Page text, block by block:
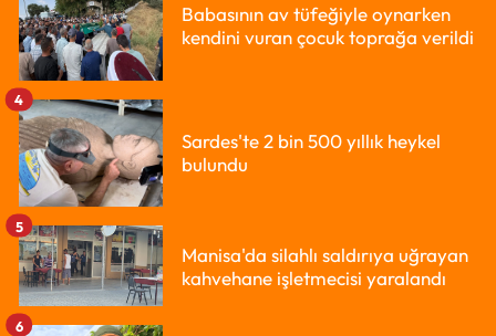
Babasının av tüfeğiyle oynarken
kendini vuran çocuk toprağa verildi
Sardes'te 2 bin 500 yıllık heykel
bulundu
4
Manisa'da silahlı saldırıya uğrayan
kahvehane işletmecisi yaralandı
5
6